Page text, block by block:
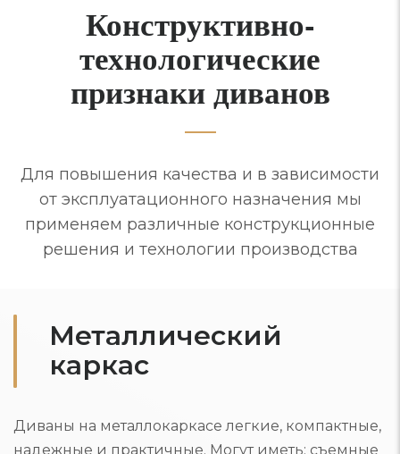
Конструктивно-
технологические
признаки диванов
Для повышения качества и в зависимости
от эксплуатационного назначения мы
применяем различные конструкционные
решения и технологии производства
Металлический
каркас
Диваны на металлокаркасе легкие, компактные,
надежные и практичные. Могут иметь: съемные